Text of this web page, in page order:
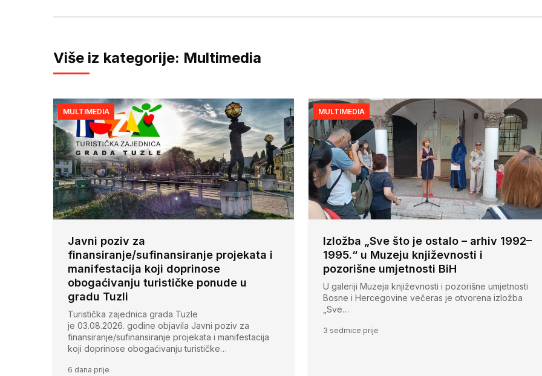
Više iz kategorije: Multimedia
MULTIMEDIA
Javni poziv za
finansiranje/sufinansiranje projekata i
manifestacija koji doprinose
obogaćivanju turističke ponude u
gradu Tuzli
Turistička zajednica grada Tuzle
je 03.08.2026. godine objavila Javni poziv za
finansiranje/sufinansiranje projekata i manifestacija
koji doprinose obogaćivanju turističke…
6 dana prije
MULTIMEDIA
Izložba „Sve što je ostalo – arhiv 1992–
1995.“ u Muzeju književnosti i
pozorišne umjetnosti BiH
U galeriji Muzeja književnosti i pozorišne umjetnosti
Bosne i Hercegovine večeras je otvorena izložba
„Sve…
3 sedmice prije